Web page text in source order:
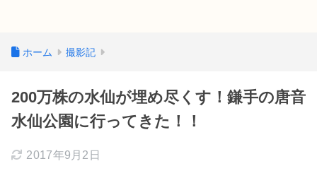
ホーム 撮影記
200万株の水仙が埋め尽くす！鎌手の唐音
水仙公園に行ってきた！！
2017年9月2日